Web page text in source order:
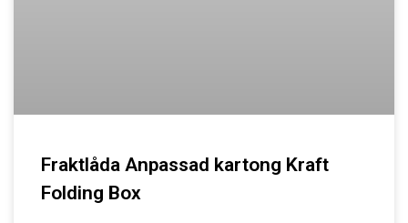
Fraktlåda Anpassad kartong Kraft
Folding Box